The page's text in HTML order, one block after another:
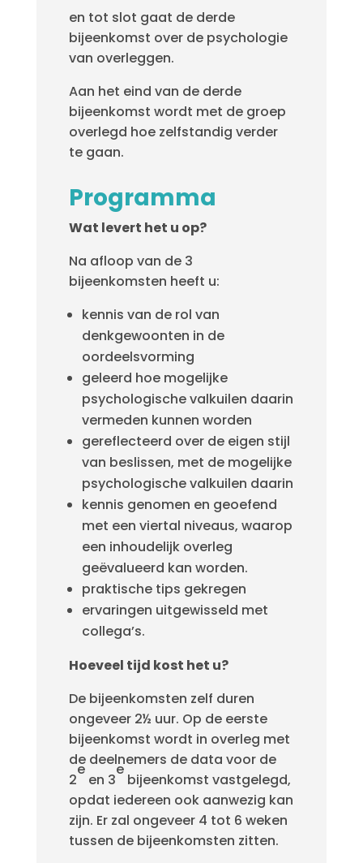
en tot slot gaat de derde
bijeenkomst over de psychologie
van overleggen.
Aan het eind van de derde
bijeenkomst wordt met de groep
overlegd hoe zelfstandig verder
te gaan.
Programma
Wat levert het u op?
Na afloop van de 3
bijeenkomsten heeft u:
kennis van de rol van
denkgewoonten in de
oordeelsvorming
geleerd hoe mogelijke
psychologische valkuilen daarin
vermeden kunnen worden
gereflecteerd over de eigen stijl
van beslissen, met de mogelijke
psychologische valkuilen daarin
kennis genomen en geoefend
met een viertal niveaus, waarop
een inhoudelijk overleg
geëvalueerd kan worden.
praktische tips gekregen
ervaringen uitgewisseld met
collega’s.
Hoeveel tijd kost het u?
De bijeenkomsten zelf duren
ongeveer 2½ uur. Op de eerste
bijeenkomst wordt in overleg met
de deelnemers de data voor de
2
e
en 3
e
bijeenkomst vastgelegd,
opdat iedereen ook aanwezig kan
zijn. Er zal ongeveer 4 tot 6 weken
tussen de bijeenkomsten zitten.